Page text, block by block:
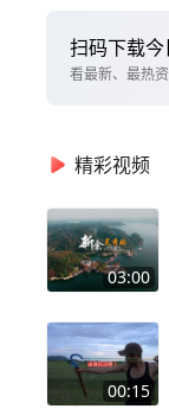
扫码下载今
看最新、最热
精彩视频
03:00
00:15